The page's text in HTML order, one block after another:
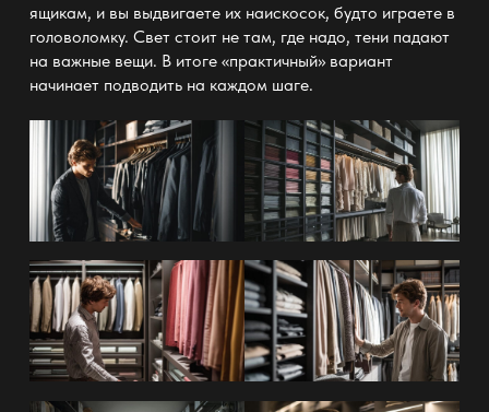
ящикам, и вы выдвигаете их наискосок, будто играете в
головоломку. Свет стоит не там, где надо, тени падают
на важные вещи. В итоге «практичный» вариант
начинает подводить на каждом шаге.